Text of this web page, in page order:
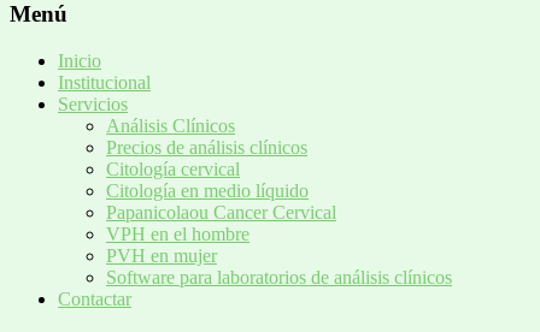
Menú
Inicio
Institucional
Servicios
Análisis Clínicos
Precios de análisis clínicos
Citología cervical
Citología en medio líquido
Papanicolaou Cancer Cervical
VPH en el hombre
PVH en mujer
Software para laboratorios de análisis clínicos
Contactar